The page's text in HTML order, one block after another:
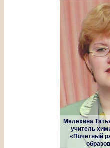
Мелехина
учитель
«Почетный